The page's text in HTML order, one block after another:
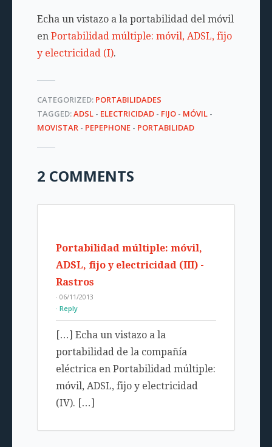
Echa un vistazo a la portabilidad del móvil
en Portabilidad múltiple: móvil, ADSL, fijo
y electricidad (I).
CATEGORIZED: PORTABILIDADES
TAGGED:ADSL- ELECTRICIDAD- FIJO- MÓVIL-
MOVISTAR- PEPEPHONE- PORTABILIDAD
2 COMMENTS
Portabilidad múltiple: móvil,
ADSL, fijo y electricidad (III) -
Rastros
· 06/11/2013
Reply
[…] Echa un vistazo a la
portabilidad de la compañía
eléctrica en Portabilidad múltiple:
móvil, ADSL, fijo y electricidad
(IV). […]